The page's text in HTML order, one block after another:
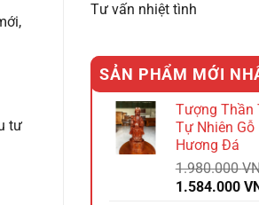
tư
Tư vấn nhiệt tình
SẢN PHẨM MỚI
Tượng Thần
Tự Nhiên Gỗ
Hương Đá
1.980.000
Giá
1.584.000